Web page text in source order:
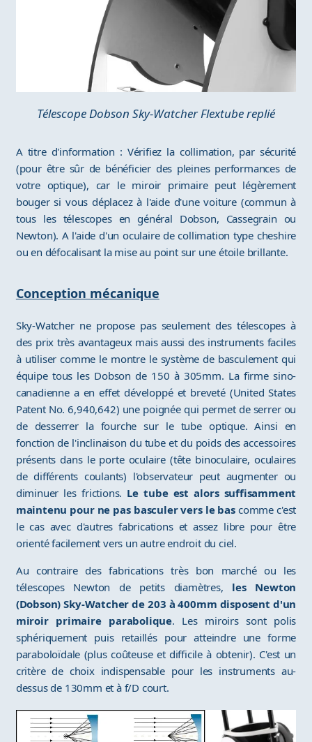
Télescope Dobson Sky-Watcher Flextube replié
A titre d'information : Vérifiez la collimation, par sécurité
(pour être sûr de bénéficier des pleines performances de
votre optique), car le miroir primaire peut légèrement
bouger si vous déplacez à l'aide d'une voiture (commun à
tous les télescopes en général Dobson, Cassegrain ou
Newton). A l'aide d'un oculaire de collimation type cheshire
ou en défocalisant la mise au point sur une étoile brillante.
Conception mécanique
Sky-Watcher ne propose pas seulement des télescopes à
des prix très avantageux mais aussi des instruments faciles
à utiliser comme le montre le système de basculement qui
équipe tous les Dobson de 150 à 305mm. La firme sino-
canadienne a en effet développé et breveté (United States
Patent No. 6,940,642) une poignée qui permet de serrer ou
de desserrer la fourche sur le tube optique. Ainsi en
fonction de l'inclinaison du tube et du poids des accessoires
présents dans le porte oculaire (tête binoculaire, oculaires
de différents coulants) l'observateur peut augmenter ou
diminuer les frictions. Le tube est alors suffisamment
maintenu pour ne pas basculer vers le bascomme c'est
le cas avec d'autres fabrications et assez libre pour être
orienté facilement vers un autre endroit du ciel.
Au contraire des fabrications très bon marché ou les
télescopes Newton de petits diamètres, les Newton
(Dobson) Sky-Watcher de 203 à 400mm disposent d'un
miroir primaire parabolique. Les miroirs sont polis
sphériquement puis retaillés pour atteindre une forme
paraboloïdale (plus coûteuse et difficile à obtenir). C'est un
critère de choix indispensable pour les instruments au-
dessus de 130mm et à f/D court.